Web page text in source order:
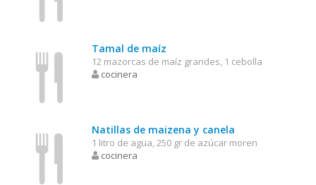
Tamal de maíz
12 mazorcas de maíz grandes, 1 cebolla
cocinera
Natillas de maizena y canela
1 litro de agua, 250 gr de azúcar moren
cocinera